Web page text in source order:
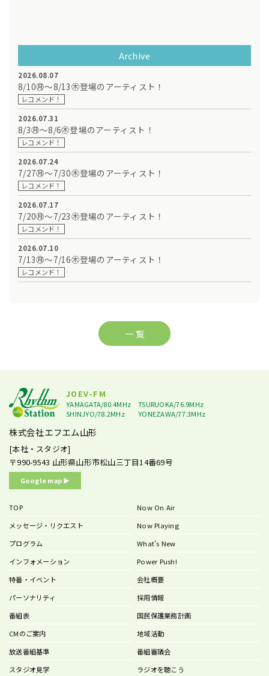
Archive
2026.08.07
8/10㊊～8/13㊍登場のアーティスト！
レコメンド！
2026.07.31
8/3㊊～8/6㊍登場のアーティスト！
レコメンド！
2026.07.24
7/27㊊～7/30㊍登場のアーティスト！
レコメンド！
2026.07.17
7/20㊊～7/23㊍登場のアーティスト！
レコメンド！
2026.07.10
7/13㊊～7/16㊍登場のアーティスト！
レコメンド！
一 覧
JOEV-FM
YAMAGATA/80.4MHz
TSURUOKA/76.9MHz
SHINJYO/78.2MHz
YONEZAWA/77.3MHz
株式会社エフエム山形
[本社・スタジオ]
〒990-9543 山形県山形市松山三丁目14番69号
Google map ▶︎
TOP
メッセージ・リクエスト
プログラム
インフォメーション
特番・イベント
パーソナリティ
番組表
CMのご案内
Now On Air
Now Playing
What’s New
Power Push!
会社概要
採用情報
国民保護業務計画
地域活動
放送番組基準
番組審議会
スタジオ見学
ラジオを聴こう